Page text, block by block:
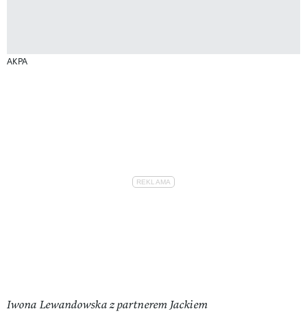
AKPA
Iwona Lewandowska z partnerem Jackiem